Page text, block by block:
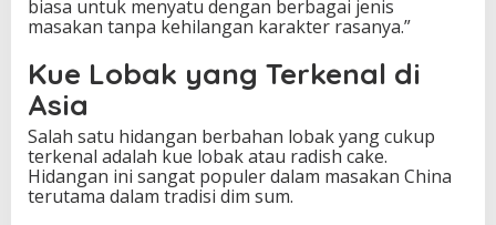
biasa untuk menyatu dengan berbagai jenis
masakan tanpa kehilangan karakter rasanya.”
Kue Lobak yang Terkenal di
Asia
Salah satu hidangan berbahan lobak yang cukup
terkenal adalah kue lobak atau radish cake.
Hidangan ini sangat populer dalam masakan China
terutama dalam tradisi dim sum.